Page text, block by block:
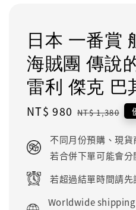
日本 一番賞
海賊團 傳說
雷利 傑克 巴
Sale
NT$ 980 Regular
NT$ 1,380
不同月份預購、現
若合併下單可能會分
若超過結單時間請先
Worldwide